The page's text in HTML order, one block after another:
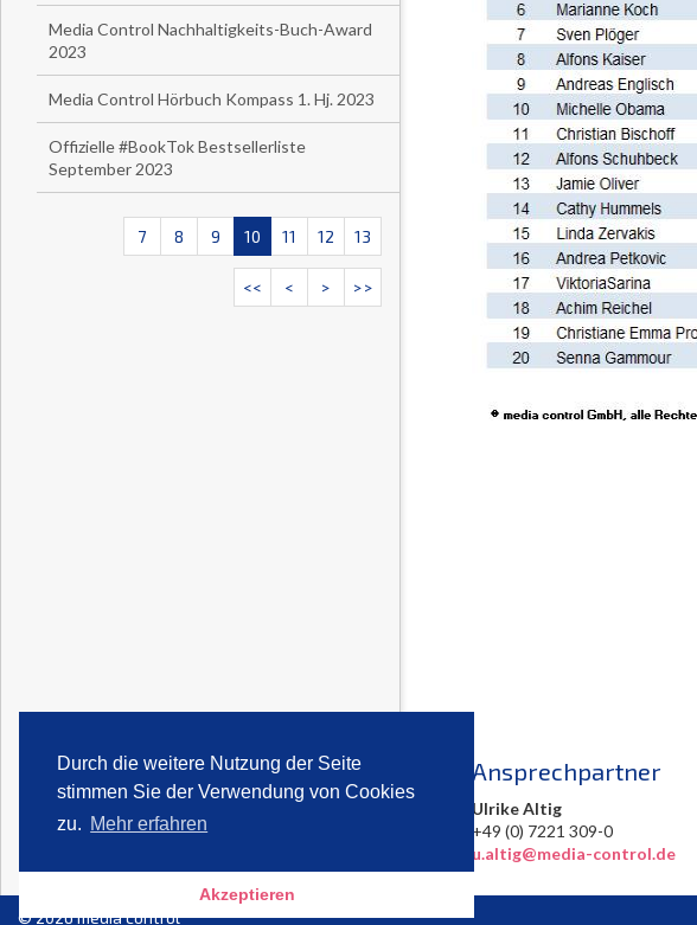
Durch die weitere Nutzung der Seite
stimmen Sie der Verwendung von Cookies
zu. Mehr erfahren
Akzeptieren
Media Control Nachhaltigkeits-Buch-Award
2023
Media Control Hörbuch Kompass 1. Hj. 2023
Offizielle #BookTok Bestsellerliste
September 2023
7 8 9 10 11 12 13
<< < > >>
Ansprechpartner
Ulrike Altig
+49 (0) 7221 309-0
u.altig@media-control.de
© 2026 media control